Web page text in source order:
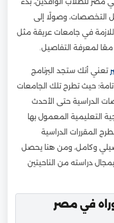
التخصصات، وصولًا إلى
في جامعات عريقة مثل
لمعرفة التفاصيل.
تعني أنك ستجد البرنامج
حيث تطرح تلك الجامعات
الدراسية حتى الأحدث
التعليمية المعمول بها
المقررات الدراسية
وكامل، ومن هنا يحصل
دراسته من الناحيتين
في مصر